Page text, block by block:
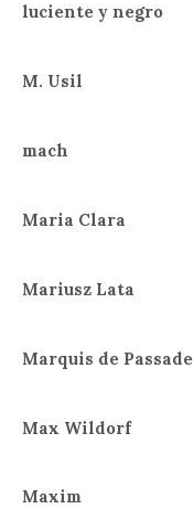
luciente y negro
M. Usil
mach
Maria Clara
Mariusz Lata
Marquis de Passade
Max Wildorf
Maxim